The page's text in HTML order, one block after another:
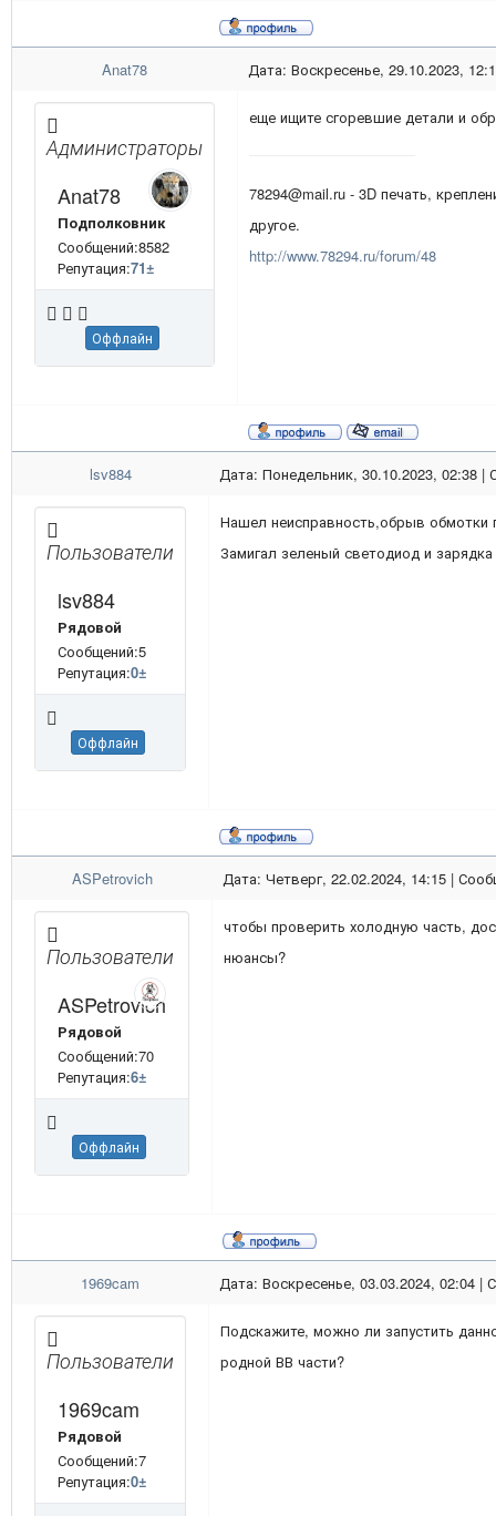
Anat78 Дата: Воскресенье, 29.10.2023,
Администраторы
Anat78
Подполковник
Сообщений:8582
Репутация:71±
Оффлайн
еще ищите сгоревшие детали и
78294@mail.ru - 3D печать,
другое.
http://www.78294.ru/forum/48
lsv884 Дата: Понедельник, 30.10.2023, 02:38 |
Пользователи
lsv884
Рядовой
Сообщений:5
Репутация:0±
Оффлайн
Нашел неисправность,обрыв обмотки
Замигал зеленый светодиод и
ASPetrovich Дата: Четверг, 22.02.2024, 14:15 |
Пользователи
ASPetrovich
Рядовой
Сообщений:70
Репутация:6±
Оффлайн
чтобы проверить холодную часть,
нюансы?
1969cam Дата: Воскресенье, 03.03.2024, 02:04 |
Пользователи
1969cam
Рядовой
Сообщений:7
Репутация:0±
Подскажите, можно ли запустить
родной ВВ части?